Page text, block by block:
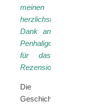
meinen
herzlichsten
Dank an
Penhaligon
für das
Rezensionsexemplar.
Die
Geschichte